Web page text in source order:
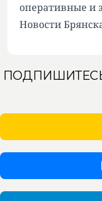
оперативные и
Новости